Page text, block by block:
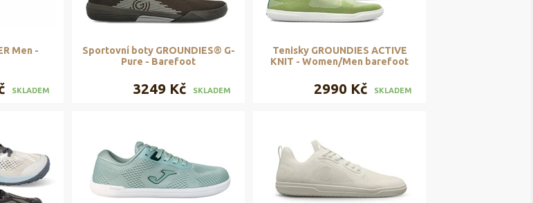
Men -
SKLADEM
Sportovní boty GROUNDIES® G-
Pure - Barefoot
3249 Kč SKLADEM
Tenisky GROUNDIES ACTIVE
KNIT - Women/Men barefoot
2990 Kč SKLADEM